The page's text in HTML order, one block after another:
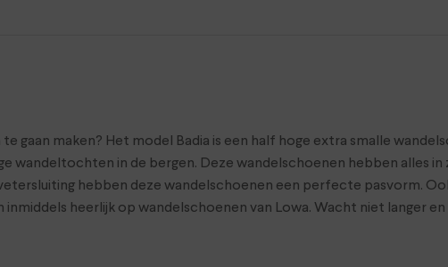
gaan maken? Het model Badia is een half hoge extra smalle
wandeltochten in de bergen. Deze wandelschoenen hebben alles
hebben deze wandelschoenen een perfecte pasvorm.
heerlijk op wandelschoenen van Lowa. Wacht niet langer